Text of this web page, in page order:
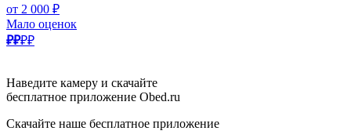
от 2 000 ₽
Мало оценок
₽₽₽₽
Наведите камеру и скачайте
бесплатное приложение Obed.ru
Скачайте наше бесплатное приложение